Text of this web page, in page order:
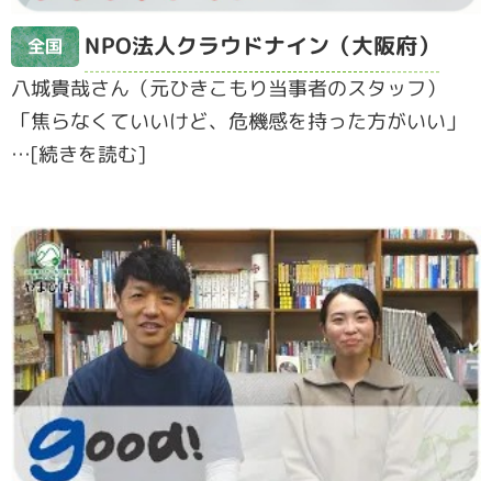
全国 NPO法人クラウドナイン（大阪府）
八城貴哉さん（元ひきこもり当事者のスタッフ）
「焦らなくていいけど、危機感を持った方がいい」
…[続きを読む]